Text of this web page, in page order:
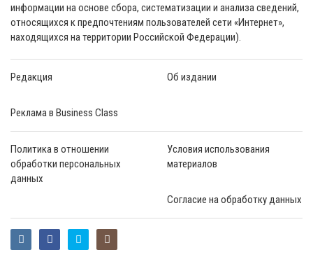
информации на основе сбора, систематизации и анализа сведений,
относящихся к предпочтениям пользователей сети «Интернет»,
находящихся на территории Российской Федерации).
Редакция Об издании
Реклама в Business Class
Политика в отношении
обработки персональных
данных
Условия использования
материалов
Согласие на обработку данных